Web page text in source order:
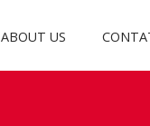
ABOUT US